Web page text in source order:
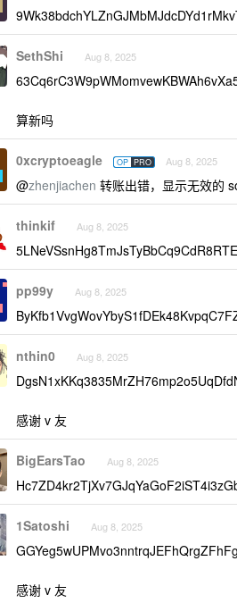
SethShi Aug 8, 2025
算新吗
0xcryptoeagle OP PRO Aug 8, 2025
@zhenjiachen 转账出错，显示无效的
thinkif Aug 8, 2025
pp99y Aug 8, 2025
nthin0 Aug 8, 2025
感谢 v 友
BigEarsTao Aug 8, 2025
1Satoshi Aug 8, 2025
感谢 v 友